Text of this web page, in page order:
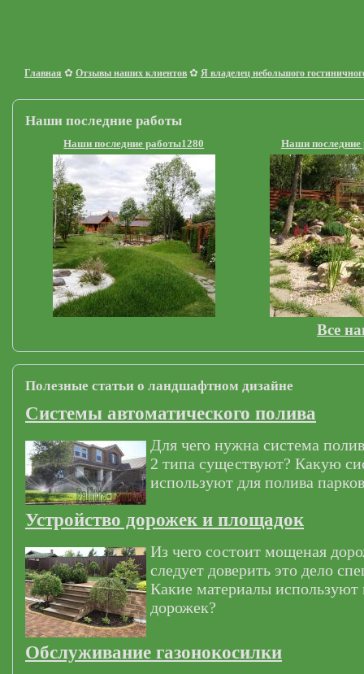
Главная ✿ Отзывы наших клиентов ✿ Я владелец небольшого
Наши последние работы
Наши последние работы1280 Наши последние
Все
Полезные статьи о ландшафтном дизайне
Системы автоматического полива
Для чего нужна система
2 типа существуют? Какую
используют для полива
Устройство дорожек и площадок
Из чего состоит мощеная
следует доверить это дело
Какие материалы
дорожек?
Обслуживание газонокосилки